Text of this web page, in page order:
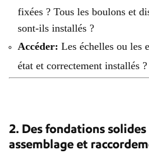
fixées ? Tous les boulons et
sont-ils installés ?
Accéder: Les échelles ou les
état et correctement installés ?
2. Des fondations
assemblage et